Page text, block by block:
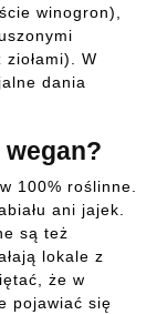
winogron),
W
dania
100% roślinne.
ani jajek.
są też
lokale z
że w
pojawiać się